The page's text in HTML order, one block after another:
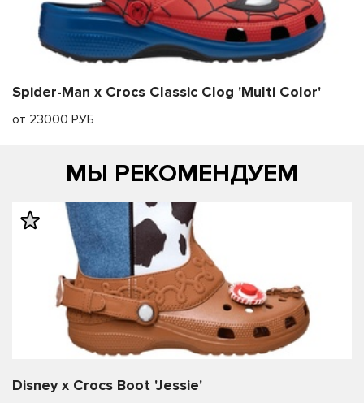
Spider-Man x Crocs Classic Clog 'Multi Color'
от 23000 РУБ
МЫ РЕКОМЕНДУЕМ
Disney x Crocs Boot 'Jessie'